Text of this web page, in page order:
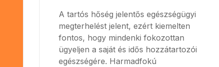
A tartós hőség jelentős egészségügyi
megterhelést jelent, ezért kiemelten
fontos, hogy mindenki fokozottan
ügyeljen a saját és idős hozzátartozói
egészségére. Harmadfokú